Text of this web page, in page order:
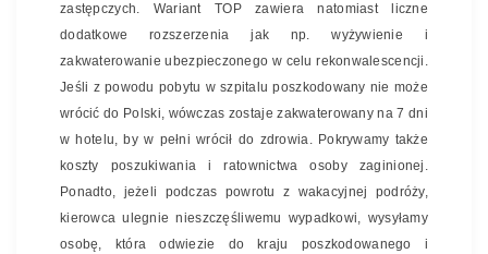
zastępczych. Wariant TOP zawiera natomiast liczne
dodatkowe rozszerzenia jak np. wyżywienie i
zakwaterowanie ubezpieczonego w celu rekonwalescencji.
Jeśli z powodu pobytu w szpitalu poszkodowany nie może
wrócić do Polski, wówczas zostaje zakwaterowany na 7 dni
w hotelu, by w pełni wrócił do zdrowia. Pokrywamy także
koszty poszukiwania i ratownictwa osoby zaginionej.
Ponadto, jeżeli podczas powrotu z wakacyjnej podróży,
kierowca ulegnie nieszczęśliwemu wypadkowi, wysyłamy
osobę, która odwiezie do kraju poszkodowanego i